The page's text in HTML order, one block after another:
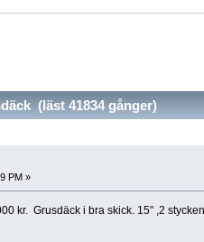
(läst 41834 gånger)
PM »
kr. Grusdäck i bra skick. 15" ,2